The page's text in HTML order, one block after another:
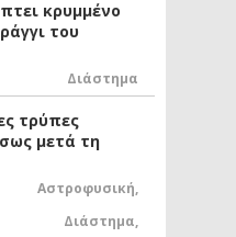
κρυμμένο
του
Διάστημα
τρύπες
μετά τη
Αστροφυσική,
Διάστημα,